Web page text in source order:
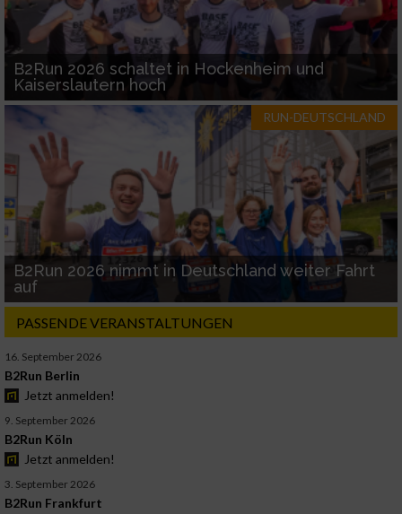
B2Run 2026 schaltet in Hockenheim und
Kaiserslautern hoch
RUN-DEUTSCHLAND
B2Run 2026 nimmt in Deutschland weiter Fahrt
auf
PASSENDE VERANSTALTUNGEN
16. September 2026
B2Run Berlin
Jetzt anmelden!
9. September 2026
B2Run Köln
Jetzt anmelden!
3. September 2026
B2Run Frankfurt